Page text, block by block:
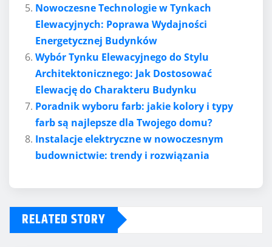
Nowoczesne Technologie w Tynkach
Elewacyjnych: Poprawa Wydajności
Energetycznej Budynków
Wybór Tynku Elewacyjnego do Stylu
Architektonicznego: Jak Dostosować
Elewację do Charakteru Budynku
Poradnik wyboru farb: jakie kolory i typy
farb są najlepsze dla Twojego domu?
Instalacje elektryczne w nowoczesnym
budownictwie: trendy i rozwiązania
RELATED STORY